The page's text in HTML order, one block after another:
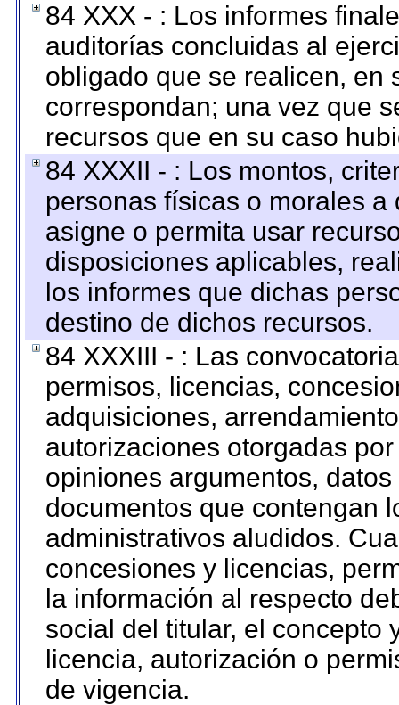
84 XXX - : Los informes
auditorías concluidas al
obligado que se realicen, en
correspondan; una vez que
recursos que en su caso
84 XXXII - : Los montos,
personas físicas o morales
asigne o permita usar
disposiciones aplicables,
los informes que dichas
destino de dichos recursos.
84 XXXIII - : Las
permisos, licencias,
adquisiciones,
autorizaciones otorgadas
opiniones argumentos,
documentos que contengan
administrativos aludidos.
concesiones y licencias,
la información al respecto
social del titular, el concepto
licencia, autorización o
de vigencia.